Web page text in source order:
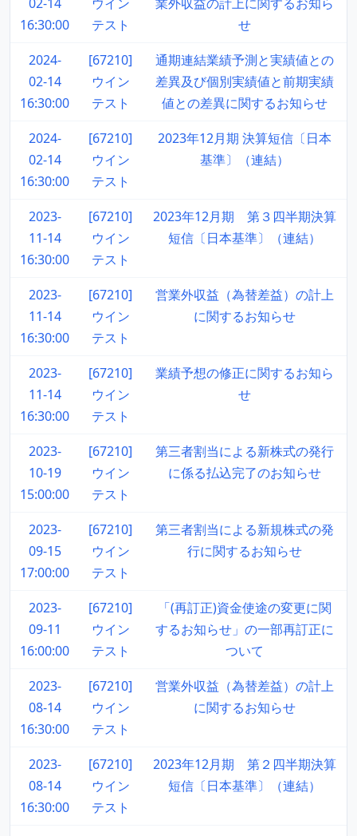
16:30:00
テスト
せ
2024-
02-14
16:30:00
[67210]
ウイン
テスト
通期連結業績予測と実績値との
差異及び個別実績値と前期実績
値との差異に関するお知らせ
2024-
02-14
16:30:00
[67210]
ウイン
テスト
2023年12月期 決算短信〔日本
基準〕（連結）
2023-
11-14
16:30:00
[67210]
ウイン
テスト
2023年12月期 第３四半期決算
短信〔日本基準〕（連結）
2023-
11-14
16:30:00
[67210]
ウイン
テスト
営業外収益（為替差益）の計上
に関するお知らせ
2023-
11-14
16:30:00
[67210]
ウイン
テスト
業績予想の修正に関するお知ら
せ
2023-
10-19
15:00:00
[67210]
ウイン
テスト
第三者割当による新株式の発行
に係る払込完了のお知らせ
2023-
09-15
17:00:00
[67210]
ウイン
テスト
第三者割当による新規株式の発
行に関するお知らせ
2023-
09-11
16:00:00
[67210]
ウイン
テスト
「(再訂正)資金使途の変更に関
するお知らせ」の一部再訂正に
ついて
2023-
08-14
16:30:00
[67210]
ウイン
テスト
営業外収益（為替差益）の計上
に関するお知らせ
2023-
08-14
16:30:00
[67210]
ウイン
テスト
2023年12月期 第２四半期決算
短信〔日本基準〕（連結）